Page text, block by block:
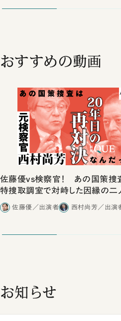
おすすめの動画
佐藤優vs検察官！ あの国策捜
特捜取調室で対峙した因縁の二
合ったこと
佐藤優／出演者 西村尚芳／出演
お知らせ